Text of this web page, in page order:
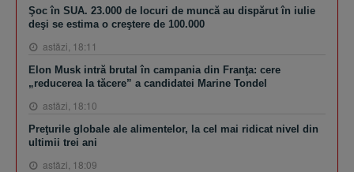
Şoc în SUA. 23.000 de locuri de muncă au dispărut în iulie
deşi se estima o creştere de 100.000
astăzi, 18:11
Elon Musk intră brutal în campania din Franţa: cere
„reducerea la tăcere” a candidatei Marine Tondel
astăzi, 18:10
Preţurile globale ale alimentelor, la cel mai ridicat nivel din
ultimii trei ani
astăzi, 18:09